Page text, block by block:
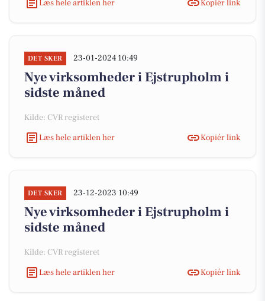
Læs hele artiklen her Kopiér link
DET SKER 23-01-2024 10:49
Nye virksomheder i Ejstrupholm i
sidste måned
Kilde: CVR registeret
Læs hele artiklen her
Kopiér link
DET SKER 23-12-2023 10:49
Nye virksomheder i Ejstrupholm i
sidste måned
Kilde: CVR registeret
Læs hele artiklen her
Kopiér link